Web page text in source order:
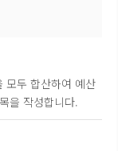
모두 합산하여 예산
을 작성합니다.